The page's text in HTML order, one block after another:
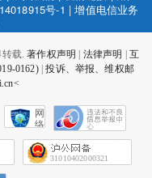
号-1 |增值电信业务
转载.著作权声明 法律声明
互
0162)|投诉、举报、维权邮
网
络
会
征
31010402000321